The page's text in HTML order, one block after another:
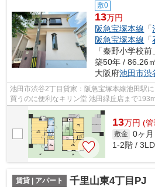
敷0
13万円
阪急宝塚本線 「
阪急宝塚本線 「
「秦野小学校
築50年 / 86.26㎡
大阪府池田市渋
池田市渋谷2丁目貸家：阪急宝塚本線池田駅
買うのに便利なキリン堂 池田緑丘店まで
で、用途や行き先に応じて経路を選択で...
13万円 (
敷金 0ヶ月
1-2階 /
賃貸 | アパート 千里山東4丁目PJ